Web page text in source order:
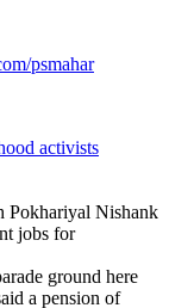
psmahar
activists
Nishank
jobs for
ground here
a pension of